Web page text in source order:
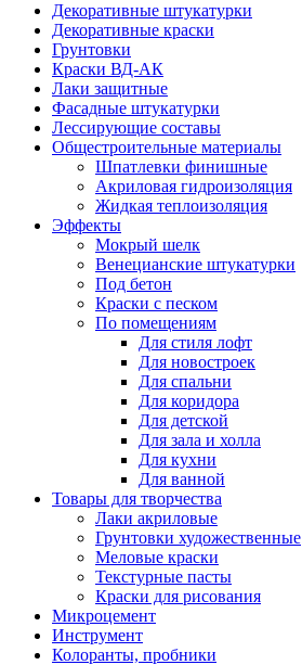
Декоративные штукатурки
Декоративные краски
Грунтовки
Краски ВД-АК
Лаки защитные
Фасадные штукатурки
Лессирующие составы
Общестроительные материалы
Шпатлевки финишные
Акриловая гидроизоляция
Жидкая теплоизоляция
Эффекты
Мокрый шелк
Венецианские штукатурки
Под бетон
Краски с песком
По помещениям
Для стиля лофт
Для новостроек
Для спальни
Для коридора
Для детской
Для зала и холла
Для кухни
Для ванной
Товары для творчества
Лаки акриловые
Грунтовки художественные
Меловые краски
Текстурные пасты
Краски для рисования
Микроцемент
Инструмент
Колоранты, пробники